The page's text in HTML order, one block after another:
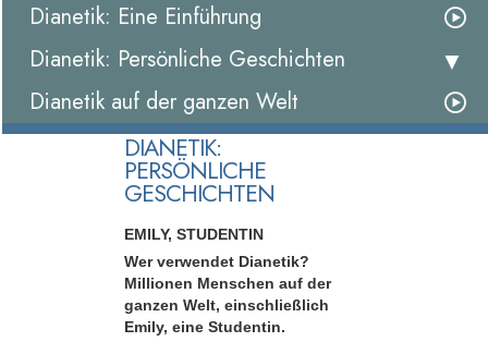
Dianetik: Eine Einführung
Dianetik: Persönliche Geschichten
Dianetik auf der ganzen Welt
DIANETIK:
PERSÖNLICHE
GESCHICHTEN
EMILY, STUDENTIN
Wer verwendet Dianetik?
Millionen Menschen auf der
ganzen Welt, einschließlich
Emily, eine Studentin.